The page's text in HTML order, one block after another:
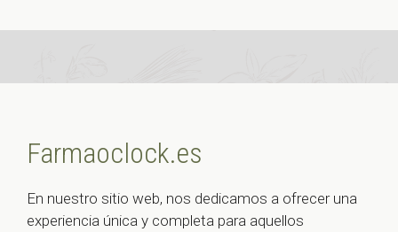
Farmaoclock.es
En nuestro sitio web, nos dedicamos a ofrecer una
experiencia única y completa para aquellos